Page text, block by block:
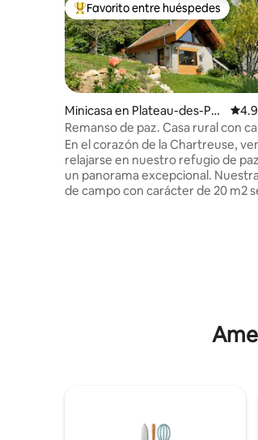
De los mejores en Favorito entre
Favorito entre huéspedes
Minicasa en Plateau-des-Pet
ites-Roches
Remanso de paz. Casa rural con
con sauna
En el corazón de la Chartreuse,
relajarse en nuestro refugio de
un panorama excepcional.
de campo con carácter de 20 m2
el lugar ideal. A 35 minutos de
Chambéry. "gitedecaractere-